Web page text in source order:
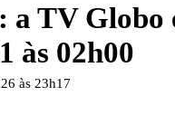
a TV Globo
às 02h00
às 23h17